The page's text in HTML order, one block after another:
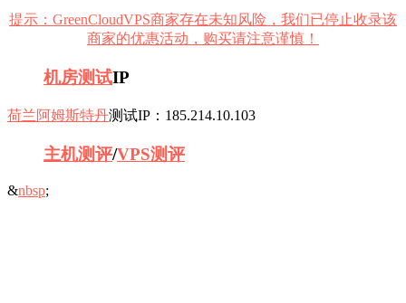
提示：GreenCloudVPS商家存在未知风险，我们已停止收录该
商家的优惠活动，购买请注意谨慎！
机房测试IP
荷兰阿姆斯特丹测试IP：185.214.10.103
主机测评/VPS测评
&nbsp;